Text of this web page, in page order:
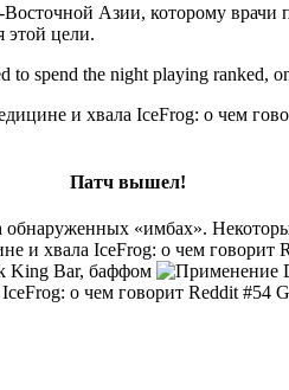
Азии, которому
этой цели.
to spend the night playing ranked,
Патч вышел!
«имбах».
King Bar, баффом